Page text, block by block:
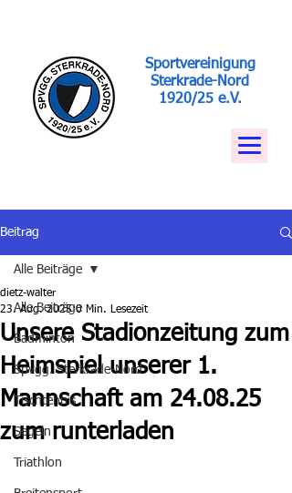
Sportvereinigung
Sterkrade-Nord
1920/25 e.V.
Beitrag
Alle Beiträge
Badminton
Spvgg. Sterkrade-Nord
Tischtennis
Segeln
Triathlon
Alle Beiträge
Unsere Stadionzeitung zum
Heimspiel unserer 1.
Mannschaft am 24.08.25
zum runterladen
dietz-walter
23. Aug. 2025 0 Min. Lesezeit